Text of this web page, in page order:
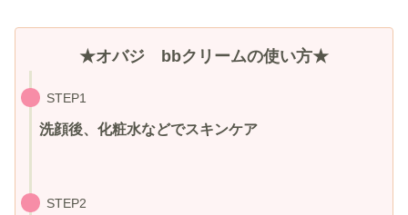
★オバジ bbクリームの使い方★
STEP1
洗顔後、化粧水などでスキンケア
STEP2